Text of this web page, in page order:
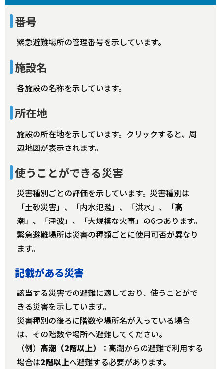
番号
緊急避難場所の管理番号を示しています。
施設名
各施設の名称を示しています。
所在地
施設の所在地を示しています。クリックすると、周
辺地図が表示されます。
使うことができる災害
災害種別ごとの評価を示しています。災害種別は
「土砂災害」、「内水氾濫」、「洪水」、「高
潮」、「津波」、「大規模な火事」の6つあります。
緊急避難場所は災害の種類ごとに使用可否が異なり
ます。
記載がある災害
該当する災害での避難に適しており、使うことがで
きる災害を示しています。
災害種別の後ろに階数や場所名が入っている場合
は、その階数や場所へ避難してください。
（例） 高潮（2階以上）
：高潮からの避難で利用する
場合は2階以上へ避難する必要があります。